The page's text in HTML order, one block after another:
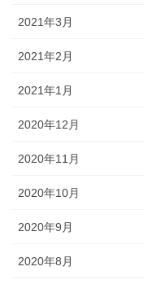
2021年3月
2021年2月
2021年1月
2020年12月
2020年11月
2020年10月
2020年9月
2020年8月